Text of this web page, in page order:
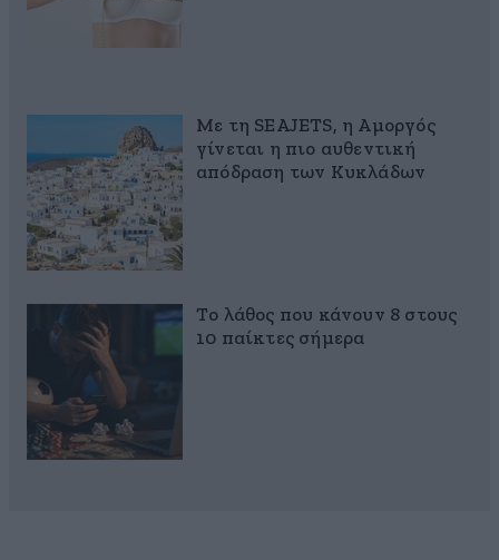
Με τη SEAJETS, η Αμοργός
γίνεται η πιο αυθεντική
απόδραση των Κυκλάδων
Το λάθος που κάνουν 8 στους
10 παίκτες σήμερα